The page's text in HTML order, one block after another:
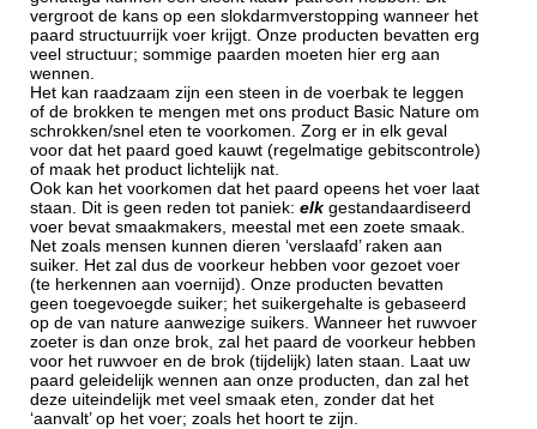
vergroot de kans op een slokdarmverstopping wanneer het
paard structuurrijk voer krijgt. Onze producten bevatten erg
veel structuur; sommige paarden moeten hier erg aan
wennen.
Het kan raadzaam zijn een steen in de voerbak te leggen
of de brokken te mengen met ons product Basic Nature om
schrokken/snel eten te voorkomen. Zorg er in elk geval
voor dat het paard goed kauwt (regelmatige gebitscontrole)
of maak het product lichtelijk nat.
Ook kan het voorkomen dat het paard opeens het voer laat
staan. Dit is geen reden tot paniek: elk gestandaardiseerd
voer bevat smaakmakers, meestal met een zoete smaak.
Net zoals mensen kunnen dieren ‘verslaafd’ raken aan
suiker. Het zal dus de voorkeur hebben voor gezoet voer
(te herkennen aan voernijd). Onze producten bevatten
geen toegevoegde suiker; het suikergehalte is gebaseerd
op de van nature aanwezige suikers. Wanneer het ruwvoer
zoeter is dan onze brok, zal het paard de voorkeur hebben
voor het ruwvoer en de brok (tijdelijk) laten staan. Laat uw
paard geleidelijk wennen aan onze producten, dan zal het
deze uiteindelijk met veel smaak eten, zonder dat het
‘aanvalt’ op het voer; zoals het hoort te zijn.